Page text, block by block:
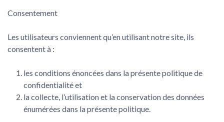
Consentement
Les utilisateurs conviennent qu’en utilisant notre site, ils
consentent à :
les conditions énoncées dans la présente politique de
confidentialité et
la collecte, l’utilisation et la conservation des données
énumérées dans la présente politique.